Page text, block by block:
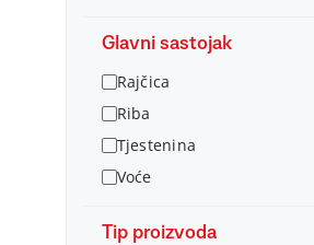
Glavni sastojak
Rajčica
Riba
Tjestenina
Voće
Tip proizvoda